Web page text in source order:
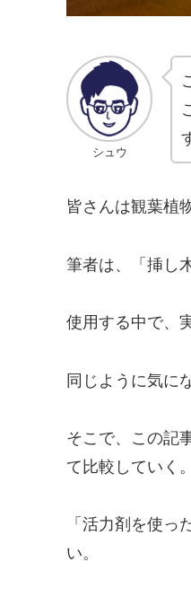
シュウ
皆さんは観葉植
筆者は、「挿し
使用する中で、
同じように気に
そこで、この記
て比較していく。
「活力剤を使
い。